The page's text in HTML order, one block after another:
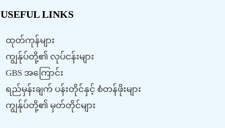
USEFUL LINKS
ထုတ်ကုန်များ
ကျွန်ုပ်တို့၏ လုပ်ငန်းများ
GBS အကြောင်း
ရည်မှန်းချက် ပန်းတိုင်နှင့် စံတန်ဖိုးများ
ကျွန်ုပ်တို့၏ မှတ်တိုင်များ